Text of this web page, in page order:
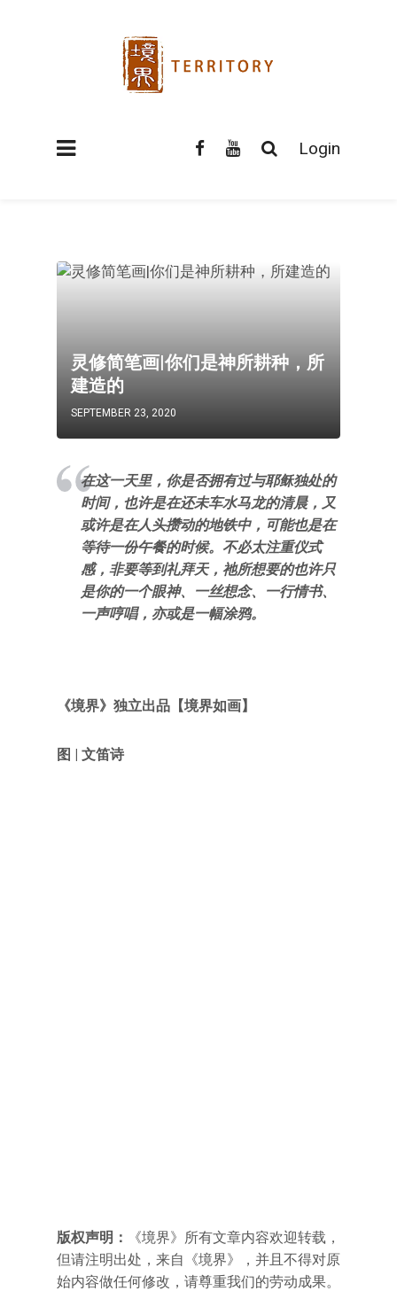
Login
灵修简笔画|你们是神所耕种，所
建造的
SEPTEMBER 23, 2020
在这一天里，你是否拥有过与耶稣独处的
时间，也许是在还未车水马龙的清晨，又
或许是在人头攒动的地铁中，可能也是在
等待一份午餐的时候。不必太注重仪式
感，非要等到礼拜天，祂所想要的也许只
是你的一个眼神、一丝想念、一行情书、
一声哼唱，亦或是一幅涂鸦。
《境界》独立出品【境界如画】
图 | 文笛诗
版权声明：
《境界》所有文章内容欢迎转载，
但请注明出处，来自《境界》，并且不得对原
始内容做任何修改，请尊重我们的劳动成果。